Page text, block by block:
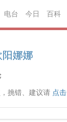
电台 今日 百科
阳娜娜
挑错、建议请 点击